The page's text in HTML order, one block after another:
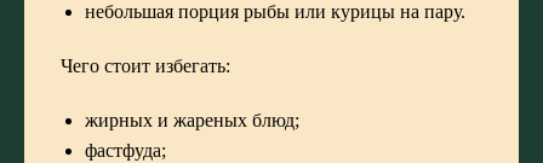
небольшая порция рыбы или курицы на пару.
Чего стоит избегать:
жирных и жареных блюд;
фастфуда;